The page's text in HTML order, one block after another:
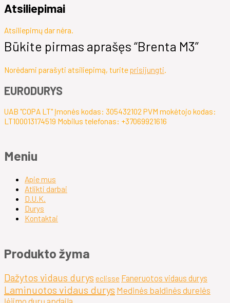
Atsiliepimai
Atsiliepimų dar nėra.
Būkite pirmas aprašęs “Brenta M3”
Norėdami parašyti atsiliepimą, turiteprisijungti
EURODURYS
UAB "COPA LT" Įmonės kodas: 305432102 PVM mokėtojo kodas:
LT100013174519 Mobilus telefonas: +37069921616
Meniu
Apie mus
Atlikti darbai
D.U.K.
Durys
Kontaktai
Produkto žyma
Dažytos vidaus durys eclisse Faneruotos vidaus durys
Laminuotos vidaus durys Medinės baldinės durelės